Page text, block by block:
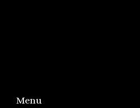
Menu